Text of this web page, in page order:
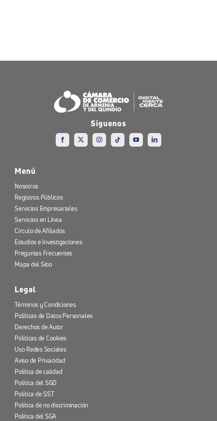
Síguenos
Menú
Nosotros
Registros Públicos
Servicios Empresariales
Servicios en Línea
Círculo de Afiliados
Estudios e Investigaciones
Preguntas Frecuentes
Mapa del Sitio
Legal
Términos y Condiciones
Políticas de Datos Personales
Derechos de Autor
Políticas de Cookies
Uso Redes Sociales
Aviso de Privacidad
Política de calidad
Política del SGD
Política de SST
Política de no discriminación
Política del SGA